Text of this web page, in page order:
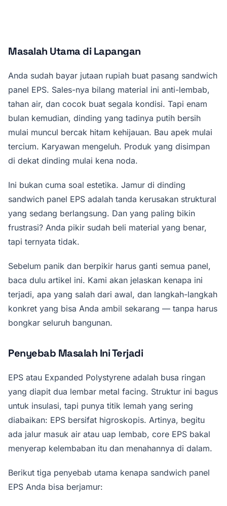
Masalah Utama di Lapangan
Anda sudah bayar jutaan rupiah buat pasang sandwich
panel EPS. Sales-nya bilang material ini anti-lembab,
tahan air, dan cocok buat segala kondisi. Tapi enam
bulan kemudian, dinding yang tadinya putih bersih
mulai muncul bercak hitam kehijauan. Bau apek mulai
tercium. Karyawan mengeluh. Produk yang disimpan
di dekat dinding mulai kena noda.
Ini bukan cuma soal estetika. Jamur di dinding
sandwich panel EPS adalah tanda kerusakan struktural
yang sedang berlangsung. Dan yang paling bikin
frustrasi? Anda pikir sudah beli material yang benar,
tapi ternyata tidak.
Sebelum panik dan berpikir harus ganti semua panel,
baca dulu artikel ini. Kami akan jelaskan kenapa ini
terjadi, apa yang salah dari awal, dan langkah-langkah
konkret yang bisa Anda ambil sekarang — tanpa harus
bongkar seluruh bangunan.
Penyebab Masalah Ini Terjadi
EPS atau Expanded Polystyrene adalah busa ringan
yang diapit dua lembar metal facing. Struktur ini bagus
untuk insulasi, tapi punya titik lemah yang sering
diabaikan: EPS bersifat higroskopis. Artinya, begitu
ada jalur masuk air atau uap lembab, core EPS bakal
menyerap kelembaban itu dan menahannya di dalam.
Berikut tiga penyebab utama kenapa sandwich panel
EPS Anda bisa berjamur: